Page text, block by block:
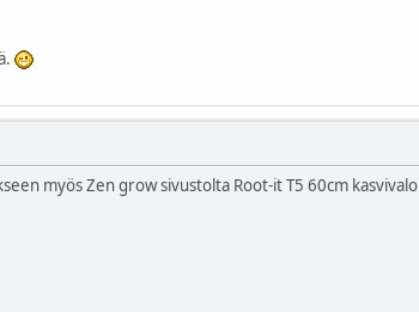
myös Zen grow sivustolta Root-it T5 60cm kasvivalo